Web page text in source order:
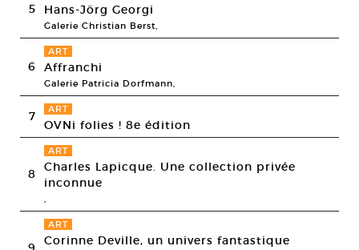
5 Hans-Jörg Georgi
Galerie Christian Berst,
6
ART
Affranchi
Galerie Patricia Dorfmann,
7 ART
OVNi folies ! 8e édition
8
ART
Charles Lapicque. Une collection privée
inconnue
,
ART
Corinne Deville, un univers fantastique